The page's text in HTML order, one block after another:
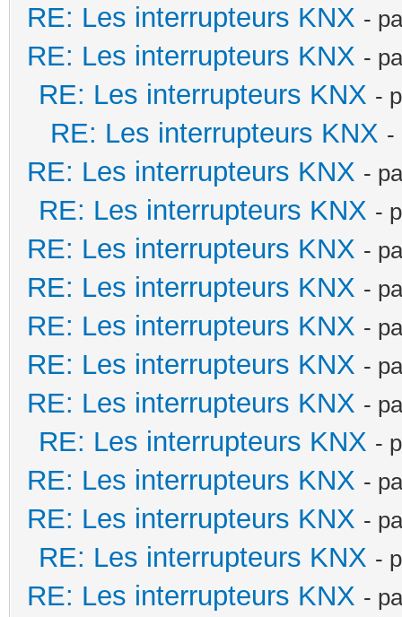
RE: Les interrupteurs KNX -
RE: Les interrupteurs KNX -
RE: Les interrupteurs KNX -
RE: Les interrupteurs KNX -
RE: Les interrupteurs KNX -
RE: Les interrupteurs KNX -
RE: Les interrupteurs KNX -
RE: Les interrupteurs KNX -
RE: Les interrupteurs KNX -
RE: Les interrupteurs KNX -
RE: Les interrupteurs KNX -
RE: Les interrupteurs KNX -
RE: Les interrupteurs KNX -
RE: Les interrupteurs KNX -
RE: Les interrupteurs KNX -
RE: Les interrupteurs KNX -